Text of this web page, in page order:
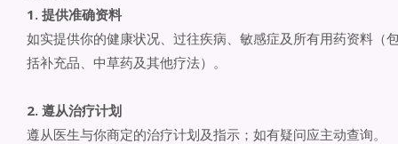
1. 提供准确资料
如实提供你的健康状况、过往疾病、敏感症及所有用药资料（
括补充品、中草药及其他疗法）。
2. 遵从治疗计划
遵从医生与你商定的治疗计划及指示；如有疑问应主动查询。